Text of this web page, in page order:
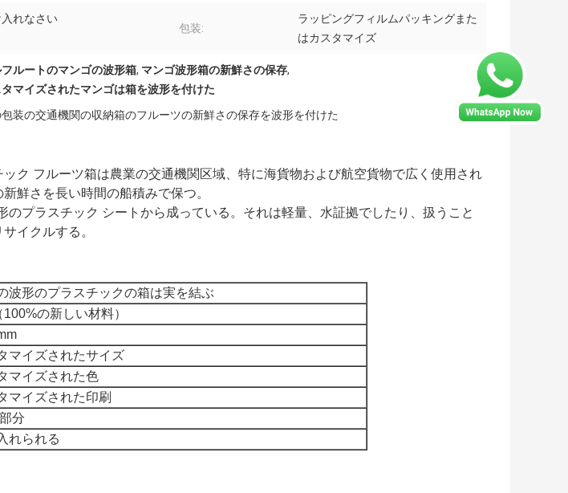
れなさい
包装:
ラッピングフィルムパッキングまた
はカスタマイズ
フルートのマンゴの波形箱, マンゴ波形箱の新鮮さの保存,
マイズされたマンゴは箱を波形を付けた
装の交通機関の収納箱のフルーツの新鮮さの保存を波形を付けた
ク フルーツ箱は農業の交通機関区域、特に海貨物および航空貨物で広く使用され
鮮さを長い時間の船積みで保つ。
のプラスチック シートから成っている。それは軽量、水証拠でしたり、扱うこと
イクルする。
波形のプラスチックの箱は実を結ぶ
100%の新しい材料）
マイズされたサイズ
マイズされた色
マイズされた印刷
分
れられる